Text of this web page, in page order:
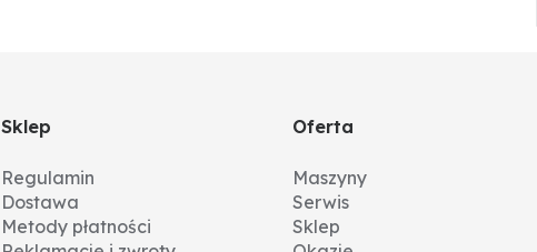
Sklep
Regulamin
Dostawa
Metody płatności
Oferta
Maszyny
Serwis
Sklep